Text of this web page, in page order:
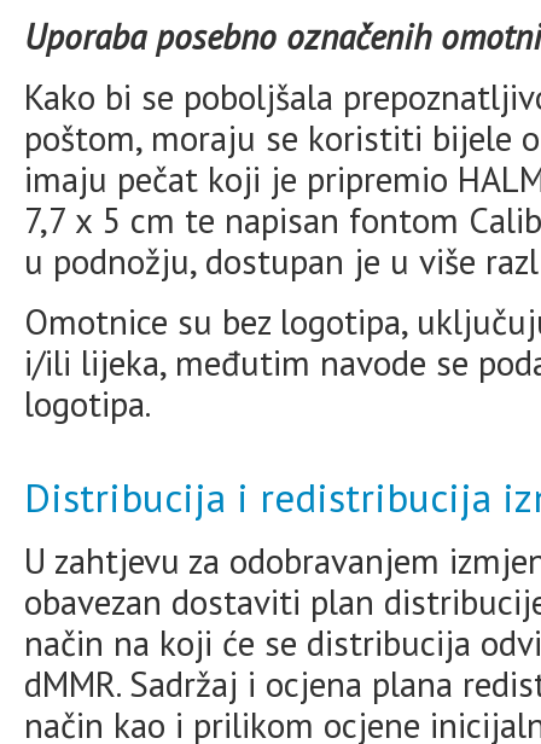
Uporaba posebno označenih
Kako bi se poboljšala
poštom, moraju se koristiti bijele
imaju pečat koji je pripremio
7,7 x 5 cm te napisan fontom
u podnožju, dostupan je u više
Omotnice su bez logotipa,
i/ili lijeka, međutim navode se
logotipa.
Distribucija i redistribucija
U zahtjevu za odobravanjem
obavezan dostaviti plan
način na koji će se distribucija
dMMR. Sadržaj i ocjena plana
način kao i prilikom ocjene